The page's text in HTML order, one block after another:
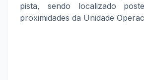
pista, sendo localizado
proximidades da Unidade